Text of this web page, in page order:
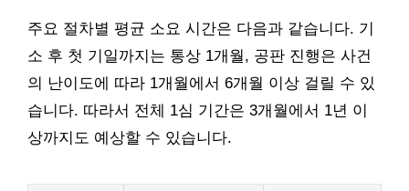
주요 절차별 평균 소요 시간은 다음과 같습니다. 기
소 후 첫 기일까지는 통상 1개월, 공판 진행은 사건
의 난이도에 따라 1개월에서 6개월 이상 걸릴 수 있
습니다. 따라서 전체 1심 기간은 3개월에서 1년 이
상까지도 예상할 수 있습니다.